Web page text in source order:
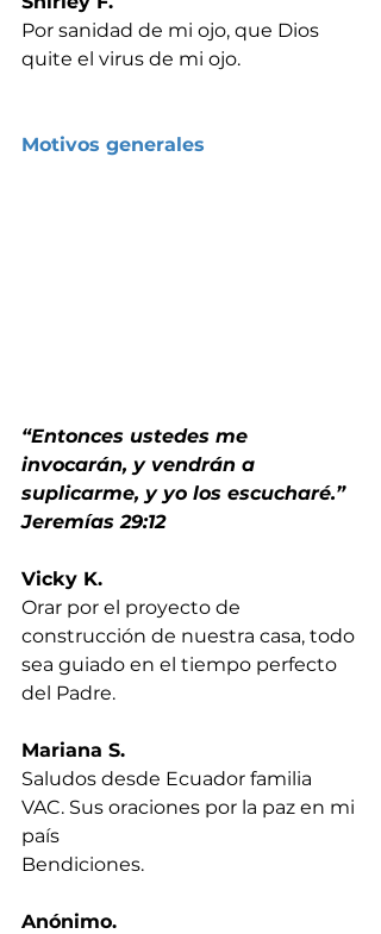
Por sanidad de mi ojo, que Dios
quite el virus de mi ojo.
Motivos generales
“Entonces ustedes me
invocarán, y vendrán a
suplicarme, y yo los escucharé.”
Jeremías 29:12
Vicky K.
Orar por el proyecto de
construcción de nuestra casa, todo
sea guiado en el tiempo perfecto
del Padre.
Mariana S.
Saludos desde Ecuador familia
VAC. Sus oraciones por la paz en mi
país
Bendiciones.
Anónimo.